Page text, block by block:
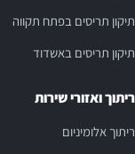
תיקון תריסים בפתח תקווה
תיקון תריסים באשדוד
ריתוך ואזורי שירות
ריתוך אלומיניום